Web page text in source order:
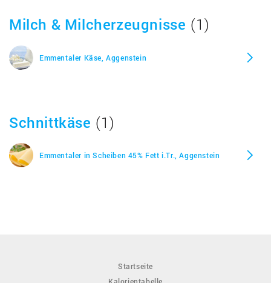
Milch & Milcherzeugnisse (1)
Emmentaler Käse, Aggenstein
Schnittkäse (1)
Emmentaler in Scheiben 45% Fett i.Tr., Aggenstein
Startseite